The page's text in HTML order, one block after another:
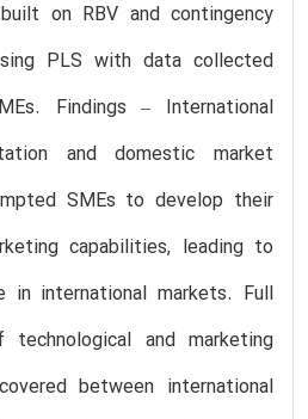
on RBV and contingency
PLS with data collected
Findings – International
and domestic market
SMEs to develop their
capabilities, leading to
in international markets. Full
and marketing
between international